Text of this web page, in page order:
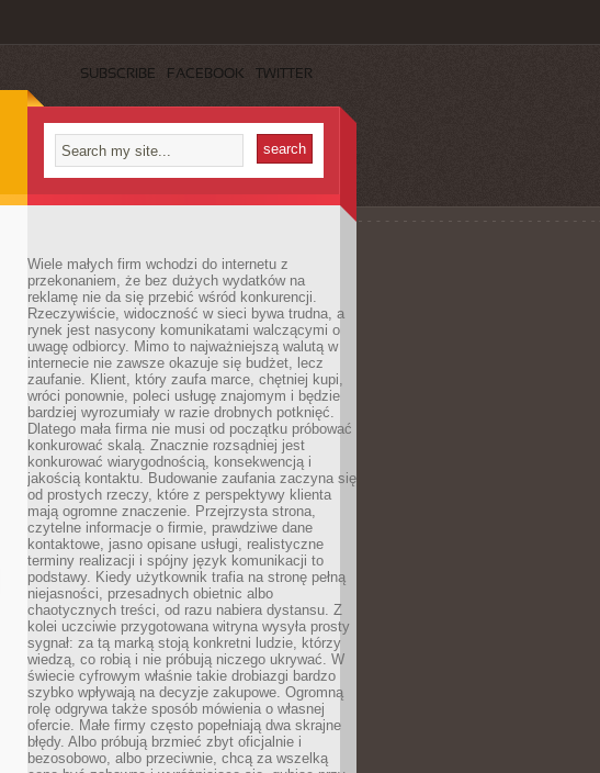
SUBSCRIBE FACEBOOK TWITTER
Wiele małych firm wchodzi do internetu z
przekonaniem, że bez dużych wydatków na
reklamę nie da się przebić wśród konkurencji.
Rzeczywiście, widoczność w sieci bywa trudna, a
rynek jest nasycony komunikatami walczącymi o
uwagę odbiorcy. Mimo to najważniejszą walutą w
internecie nie zawsze okazuje się budżet, lecz
zaufanie. Klient, który zaufa marce, chętniej kupi,
wróci ponownie, poleci usługę znajomym i będzie
bardziej wyrozumiały w razie drobnych potknięć.
Dlatego mała firma nie musi od początku próbować
konkurować skalą. Znacznie rozsądniej jest
konkurować wiarygodnością, konsekwencją i
jakością kontaktu. Budowanie zaufania zaczyna się
od prostych rzeczy, które z perspektywy klienta
mają ogromne znaczenie. Przejrzysta strona,
czytelne informacje o firmie, prawdziwe dane
kontaktowe, jasno opisane usługi, realistyczne
terminy realizacji i spójny język komunikacji to
podstawy. Kiedy użytkownik trafia na stronę pełną
niejasności, przesadnych obietnic albo
chaotycznych treści, od razu nabiera dystansu. Z
kolei uczciwie przygotowana witryna wysyła prosty
sygnał: za tą marką stoją konkretni ludzie, którzy
wiedzą, co robią i nie próbują niczego ukrywać. W
świecie cyfrowym właśnie takie drobiazgi bardzo
szybko wpływają na decyzje zakupowe. Ogromną
rolę odgrywa także sposób mówienia o własnej
ofercie. Małe firmy często popełniają dwa skrajne
błędy. Albo próbują brzmieć zbyt oficjalnie i
bezosobowo, albo przeciwnie, chcą za wszelką